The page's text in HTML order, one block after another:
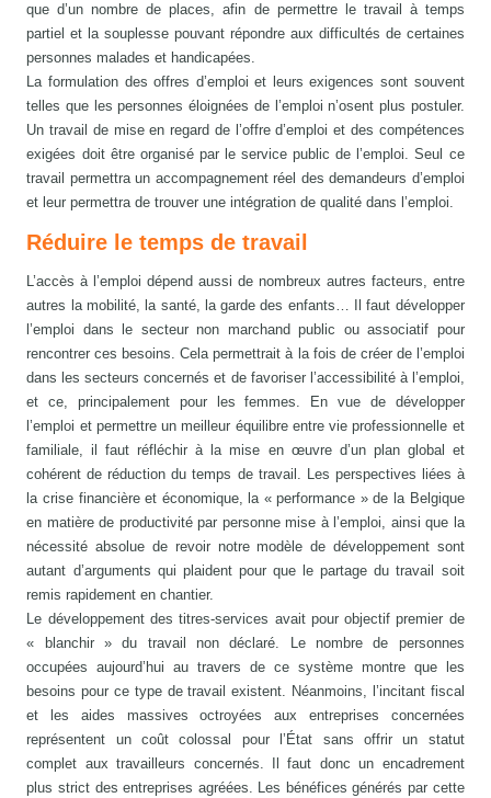
que d’un nombre de places, afin de permettre le travail à temps
partiel et la souplesse pouvant répondre aux difficultés de certaines
personnes malades et handicapées.
La formulation des offres d’emploi et leurs exigences sont souvent
telles que les personnes éloignées de l’emploi n’osent plus postuler.
Un travail de mise en regard de l’offre d’emploi et des compétences
exigées doit être organisé par le service public de l’emploi. Seul ce
travail permettra un accompagnement réel des demandeurs d’emploi
et leur permettra de trouver une intégration de qualité dans l’emploi.
Réduire le temps de travail
L’accès à l’emploi dépend aussi de nombreux autres facteurs, entre
autres la mobilité, la santé, la garde des enfants… Il faut développer
l’emploi dans le secteur non marchand public ou associatif pour
rencontrer ces besoins. Cela permettrait à la fois de créer de l’emploi
dans les secteurs concernés et de favoriser l’accessibilité à l’emploi,
et ce, principalement pour les femmes. En vue de développer
l’emploi et permettre un meilleur équilibre entre vie professionnelle et
familiale, il faut réfléchir à la mise en œuvre d’un plan global et
cohérent de réduction du temps de travail. Les perspectives liées à
la crise financière et économique, la « performance » de la Belgique
en matière de productivité par personne mise à l’emploi, ainsi que la
nécessité absolue de revoir notre modèle de développement sont
autant d’arguments qui plaident pour que le partage du travail soit
remis rapidement en chantier.
Le développement des titres-services avait pour objectif premier de
« blanchir » du travail non déclaré. Le nombre de personnes
occupées aujourd’hui au travers de ce système montre que les
besoins pour ce type de travail existent. Néanmoins, l’incitant fiscal
et les aides massives octroyées aux entreprises concernées
représentent un coût colossal pour l’État sans offrir un statut
complet aux travailleurs concernés. Il faut donc un encadrement
plus strict des entreprises agréées. Les bénéfices générés par cette